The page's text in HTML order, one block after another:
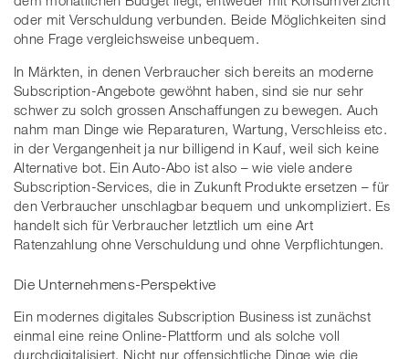
oder mit Verschuldung verbunden. Beide Möglichkeiten sind
ohne Frage vergleichsweise unbequem.
In Märkten, in denen Verbraucher sich bereits an moderne
Subscription-Angebote gewöhnt haben, sind sie nur sehr
schwer zu solch grossen Anschaffungen zu bewegen. Auch
nahm man Dinge wie Reparaturen, Wartung, Verschleiss etc.
in der Vergangenheit ja nur billigend in Kauf, weil sich keine
Alternative bot. Ein Auto-Abo ist also – wie viele andere
Subscription-Services, die in Zukunft Produkte ersetzen – für
den Verbraucher unschlagbar bequem und unkompliziert. Es
handelt sich für Verbraucher letztlich um eine Art
Ratenzahlung ohne Verschuldung und ohne Verpflichtungen.
Die Unternehmens-Perspektive
Ein modernes digitales Subscription Business ist zunächst
einmal eine reine Online-Plattform und als solche voll
durchdigitalisiert. Nicht nur offensichtliche Dinge wie die